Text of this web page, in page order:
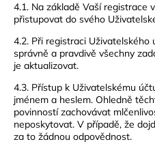
4.1. Na základě Vaší registrace
přistupovat do svého
4.2. Při registraci
správně a pravdivě všechny
je aktualizovat.
4.3. Přístup k Uživatelskému
jménem a heslem. Ohledně
povinností zachovávat
neposkytovat. V případě, že
za to žádnou odpovědnost.